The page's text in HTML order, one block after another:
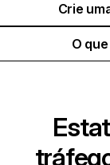
Crie
O